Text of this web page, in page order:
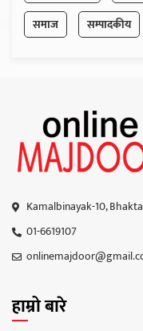
समाज
सम्पादकीय
Kamalbinayak-10,
01-6619107
हाम्रो बारे